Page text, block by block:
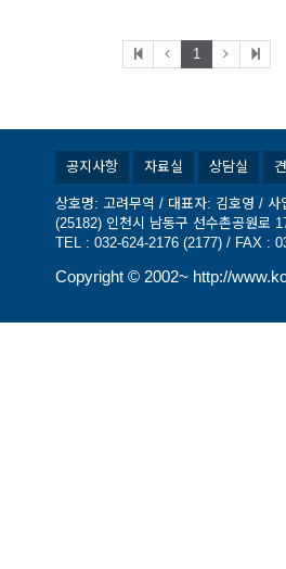
1
공지사항 자료실 상담실
상호명: 고려무역 / 대표자: 김호영 /
(25182) 인천시 남동구 선수촌공원로
TEL : 032-624-2176 (2177) / FAX :
Copyright © 2002~ http://